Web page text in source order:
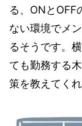
る、ONとOFF
ない環境でメ
るそうです。
ても勤務する
策を教えてくれ